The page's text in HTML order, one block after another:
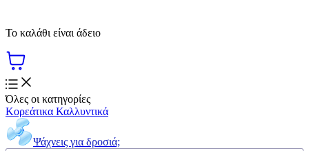
Το καλάθι είναι άδειο
Όλες οι κατηγορίες
Κορεάτικα Καλλυντικά
Ψάχνεις για δροσιά;